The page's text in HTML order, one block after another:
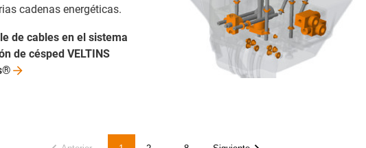
cadenas energéticas.
de cables en el sistema
de césped VELTINS